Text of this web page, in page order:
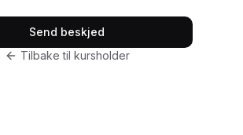
Send beskjed
Tilbake til kursholder